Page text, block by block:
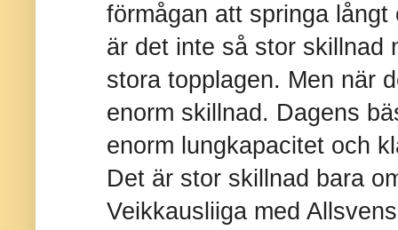
förmågan att springa
är det inte så stor skillnad
stora topplagen. Men när
enorm skillnad. Dagens
enorm lungkapacitet och
Det är stor skillnad bara
Veikkausliiga med